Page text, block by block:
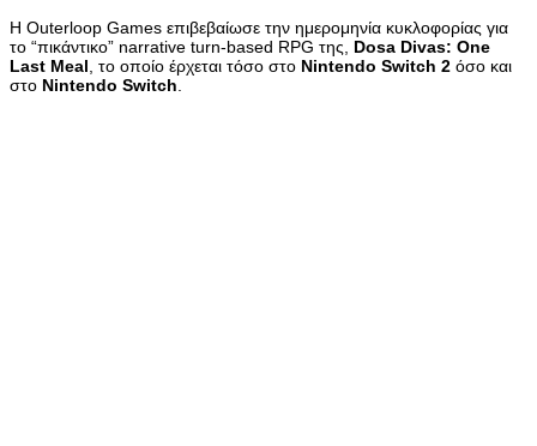
Η Outerloop Games επιβεβαίωσε την ημερομηνία κυκλοφορίας για
το “πικάντικο” narrative turn-based RPG της, Dosa Divas: One
Last Meal , το οποίο έρχεται τόσο στο Nintendo Switch 2 όσο και
στο Nintendo Switch